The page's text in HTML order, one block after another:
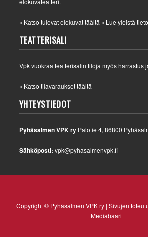
» Katso tulevat elokuvat täältä » Lue yleistä
TEATTERISALI
Vpk vuokraa teatterisalin tiloja myös harrastus
» Katso tilavaraukset täältä
YHTEYSTIEDOT
Pyhäsalmen VPK ry Palotie 4, 86800
Sähköposti: vpk@pyhasalmenvpk.fi
Copyright © Pyhäsalmen VPK ry | Sivujen
Mediabaari